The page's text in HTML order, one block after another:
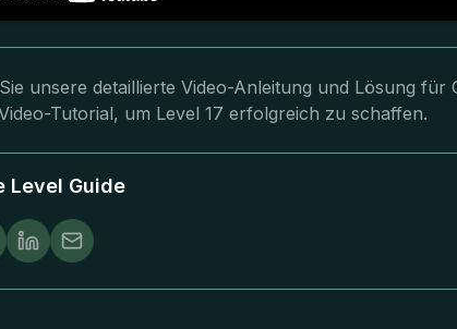
unsere detaillierte Video-Anleitung und Lösung für
Tutorial, um Level 17 erfolgreich zu schaffen.
Level Guide